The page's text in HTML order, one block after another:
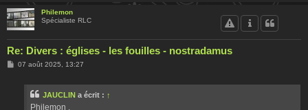
Philemon
Spécialiste RLC
Re: Divers : églises - les fouilles - nostradamus
M07 août 2025, 13:27
JAUCLIN a écrit : ↑
Philemon ,